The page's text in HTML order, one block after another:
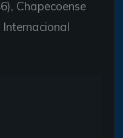
Chapecoense
Internacional